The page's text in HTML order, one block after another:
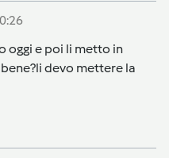
oggi e poi li metto in
devo mettere la